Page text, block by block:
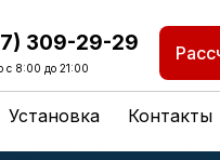
309-29-29
с 8:00 до 21:00
Установка Контакты